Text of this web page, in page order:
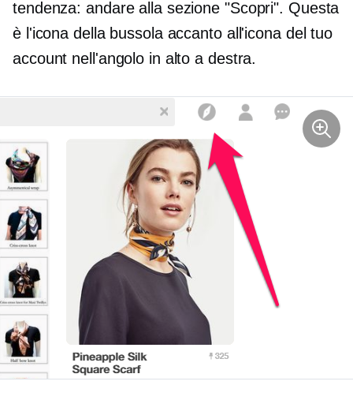
tendenza: andare alla sezione "Scopri". Questa
è l'icona della bussola accanto all'icona del tuo
account nell'angolo in alto a destra.